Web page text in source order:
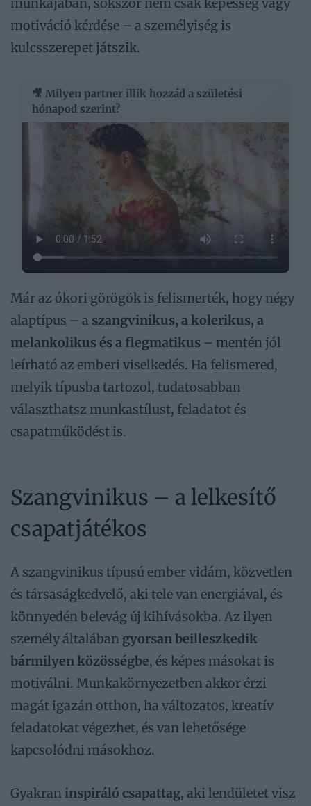
motiváció kérdése – a személyiség is
kulcsszerepet játszik.
🎥 Milyen partner illik hozzád a születési
hónapod szerint?
Már az ókori görögök is felismerték, hogy négy
alaptípus – a szangvinikus, a kolerikus, a
melankolikus és a flegmatikus – mentén jól
leírható az emberi viselkedés. Ha felismered,
melyik típusba tartozol, tudatosabban
választhatsz munkastílust, feladatot és
csapatműködést is.
Szangvinikus – a lelkesítő
csapatjátékos
A szangvinikus típusú ember vidám, közvetlen
és társaságkedvelő, aki tele van energiával, és
könnyedén belevág új kihívásokba. Az ilyen
személy általában gyorsan beilleszkedik
bármilyen közösségbe, és képes másokat is
motiválni. Munkakörnyezetben akkor érzi
magát igazán otthon, ha változatos, kreatív
feladatokat végezhet, és van lehetősége
kapcsolódni másokhoz.
Gyakran inspiráló csapattag, aki lendületet visz